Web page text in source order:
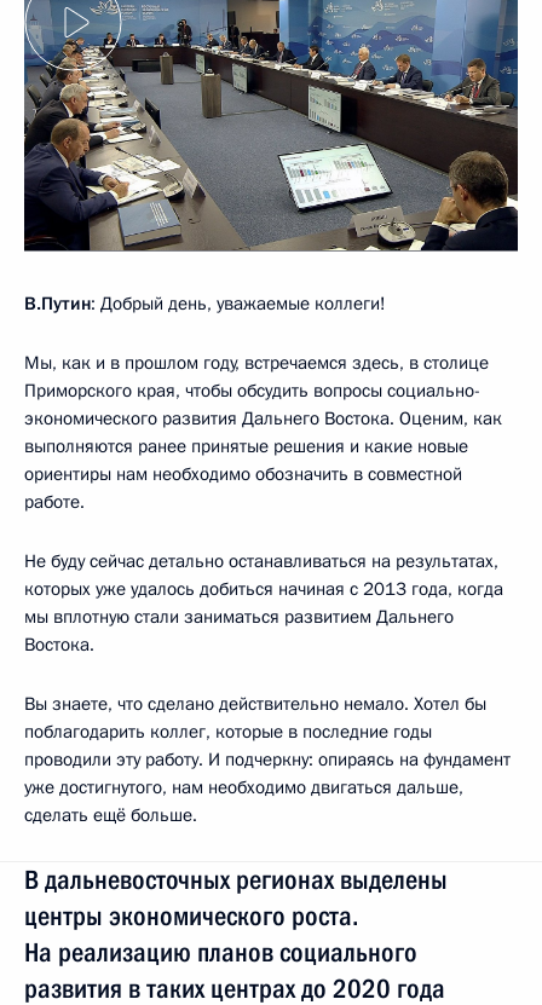
В.Путин: Добрый день, уважаемые коллеги!
Мы, как и в прошлом году, встречаемся здесь, в столице
Приморского края, чтобы обсудить вопросы социально-
экономического развития Дальнего Востока. Оценим, как
выполняются ранее принятые решения и какие новые
ориентиры нам необходимо обозначить в совместной
работе.
Не буду сейчас детально останавливаться на результатах,
которых уже удалось добиться начиная с 2013 года, когда
мы вплотную стали заниматься развитием Дальнего
Востока.
Вы знаете, что сделано действительно немало. Хотел бы
поблагодарить коллег, которые в последние годы
проводили эту работу. И подчеркну: опираясь на фундамент
уже достигнутого, нам необходимо двигаться дальше,
сделать ещё больше.
В дальневосточных регионах выделены
центры экономического роста.
На реализацию планов социального
развития в таких центрах до 2020 года